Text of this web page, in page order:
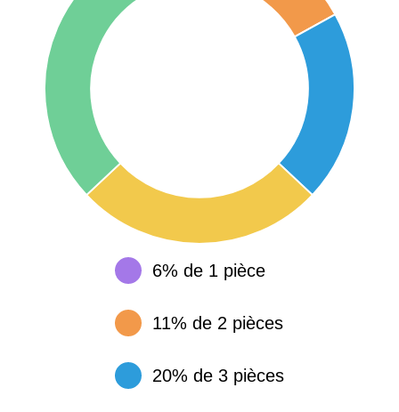
Paris
16ème
arrondissement
15 155 €
83000 - Toulon
38000 - Grenoble 3 382 €
6% de 1 pièce
11% de 2 pièces
20% de 3 pièces